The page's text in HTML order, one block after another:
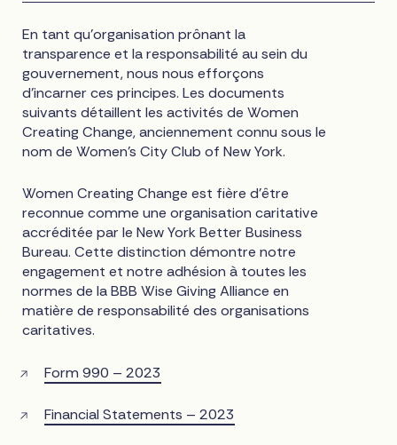
En tant qu'organisation prônant la
transparence et la responsabilité au sein du
gouvernement, nous nous efforçons
d'incarner ces principes. Les documents
suivants détaillent les activités de Women
Creating Change, anciennement connu sous le
nom de Women's City Club of New York.
Women Creating Change est fière d'être
reconnue comme une organisation caritative
accréditée par le New York Better Business
Bureau. Cette distinction démontre notre
engagement et notre adhésion à toutes les
normes de la BBB Wise Giving Alliance en
matière de responsabilité des organisations
caritatives.
Form 990 – 2023
Financial Statements – 2023